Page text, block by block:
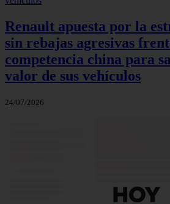
Renault apuesta por la
sin rebajas agresivas
competencia china para
valor de sus vehículos
24/07/2026